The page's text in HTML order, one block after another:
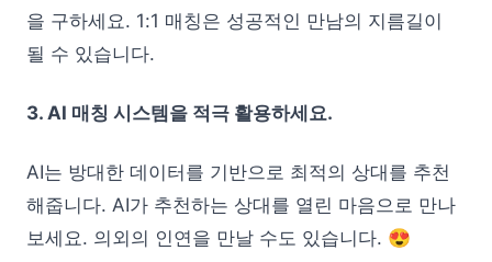
을 구하세요. 1:1 매칭은 성공적인 만남의 지름길이
될 수 있습니다.
3. AI 매칭 시스템을 적극 활용하세요.
AI는 방대한 데이터를 기반으로 최적의 상대를 추천
해줍니다. AI가 추천하는 상대를 열린 마음으로 만나
보세요. 의외의 인연을 만날 수도 있습니다. 😍